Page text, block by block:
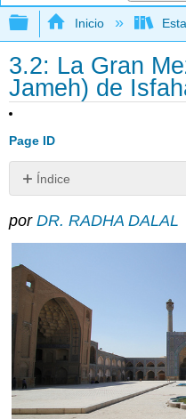
Expandir/
Inicio
3.2: La Gran
Jameh) de
Page ID
Índice
Sin
porDR. RADHA DALAL